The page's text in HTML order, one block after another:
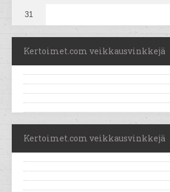
31
Kertoimet.com veikkausvinkkejä
Kertoimet.com veikkausvinkkejä